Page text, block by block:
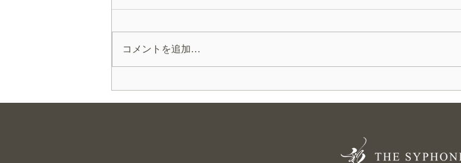
彩めきの器
SPATEL Pro-1.0 "黒豹" 9/12
発売！
コメントを追加…